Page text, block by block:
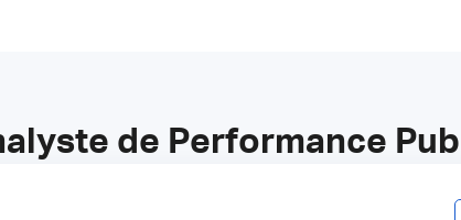
de Performance